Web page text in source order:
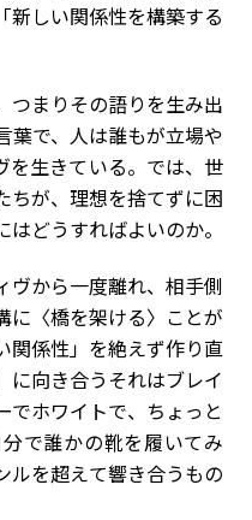
新しい関係性を構築する
まりその語りを生み出
葉で、人は誰もが立場や
を生きている。では、世
ちが、理想を捨てずに困
どうすればよいのか。
から一度離れ、相手側
に〈橋を架ける〉ことが
関係性」を絶えず作り直
向き合う――それはブレイ
でホワイトで、ちょっと
で誰かの靴を履いてみ
ルを超えて響き合うもの